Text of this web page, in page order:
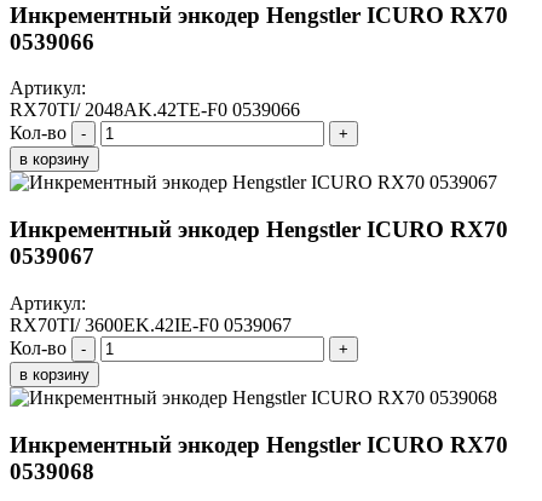
Инкрементный энкодер Hengstler ICURO RX70
0539066
Артикул:
RX70TI/ 2048AK.42TE-F0 0539066
Кол-во
-
+
в корзину
Инкрементный энкодер Hengstler ICURO RX70
0539067
Артикул:
RX70TI/ 3600EK.42IE-F0 0539067
Кол-во
-
+
в корзину
Инкрементный энкодер Hengstler ICURO RX70
0539068